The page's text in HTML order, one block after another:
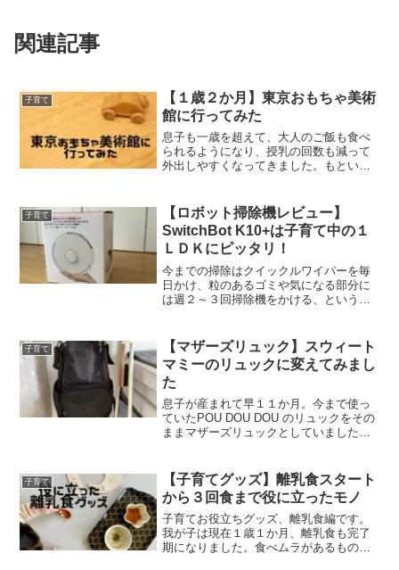
関連記事
子育て
【１歳２か月】東京おもちゃ美術
館に行ってみた
息子も一歳を超えて、大人のご飯も食べ
られるようになり、授乳の回数も減って
外出しやすくなってきました。もとい、
った連れて行ってやる！そんなノリで動
物園と水族館には行ってし...
子育て
【ロボット掃除機レビュー】
SwitchBot K10+は子育て中の１
ＬＤＫにピッタリ！
今までの掃除はクイックルワイパーを毎
日かけ、粒のあるゴミや気になる部分に
は週２～３回掃除機をかける、という頻
が、主人は食洗器の時と同じように自動
化を提案していました。食...
子育て
【マザーズリュック】スウィート
マミーのリュックに変えてみまし
た
息子が産まれて早１１か月。今まで使っ
ていたPOU DOU DOU のリュックをその
ままマザーズリュックとしていました
０Lより多い普段使い出来る落ち着いた色
合いポケット多...
子育て
【子育てグッズ】離乳食スタート
から３回食まで役に立ったモノ
子育てお役立ちグッズ、離乳食編です。
我が子は現在１歳１か月、離乳食も完了
期になりました。食べムラがあるもの